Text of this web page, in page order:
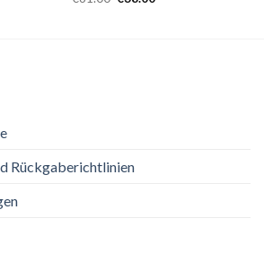
Rückgaberichtlinien